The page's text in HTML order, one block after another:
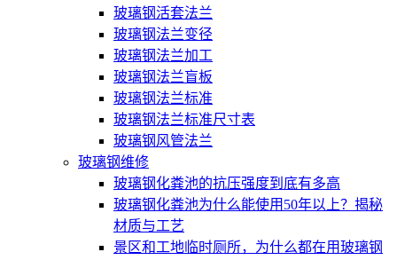
玻璃钢活套法兰
玻璃钢法兰变径
玻璃钢法兰加工
玻璃钢法兰盲板
玻璃钢法兰标准
玻璃钢法兰标准尺寸表
玻璃钢风管法兰
玻璃钢维修
玻璃钢化粪池的抗压强度到底有多高
玻璃钢化粪池为什么能使用50年以上？揭秘
材质与工艺
景区和工地临时厕所，为什么都在用玻璃钢